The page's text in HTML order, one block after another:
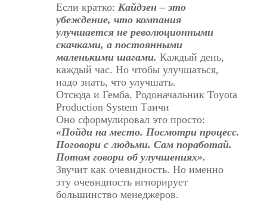
Если кратко: Кайдзен – это
убеждение, что компания
улучшается не революционными
скачками, а постоянными
маленькими шагами. Каждый день,
каждый час. Но чтобы улучшаться,
надо знать, что улучшать.
Отсюда и Гемба. Родоначальник Toyota
Production System Таичи
Оно сформулировал это просто:
«Пойди на место. Посмотри процесс.
Поговори с людьми. Сам поработай.
Потом говори об улучшениях».
Звучит как очевидность. Но именно
эту очевидность игнорирует
большинство менеджеров.